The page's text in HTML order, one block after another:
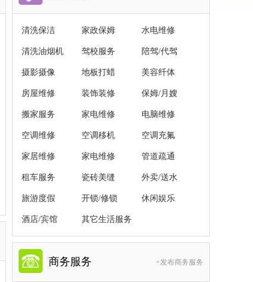
清洗保洁 家政保姆 水电维修
清洗油烟机 驾校服务 陪驾/代驾
摄影摄像 地板打蜡 美容纤体
房屋维修 装饰装修 保姆/月嫂
搬家服务 家电维修 电脑维修
空调维修 空调移机 空调充氟
家居维修 家电维修 管道疏通
租车服务 瓷砖美缝 外卖/送水
旅游度假 开锁/修锁 休闲娱乐
酒店/宾馆 其它生活服务
商务服务 +发布商务服务